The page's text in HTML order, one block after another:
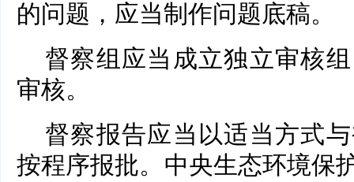
的问题，应当制作问题底稿。
督察组应当成立独立审核
审核。
督察报告应当以适当方式
按程序报批。中央生态环境保